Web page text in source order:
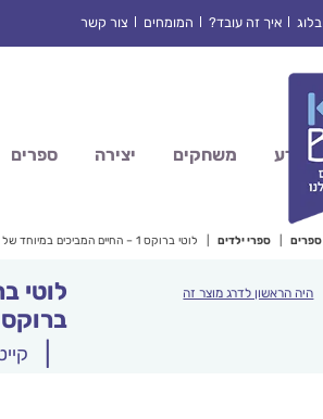
בלוג איך זה עובד? המומחים צור קשר
מדע משחקים יצירה ספרים
ספרים ספרי ילדים לוטי ברוקס 1 – החיים המביכים במיוחד של לוטי ברוקס
היה הראשון לדרג מוצר זה
ברוקס